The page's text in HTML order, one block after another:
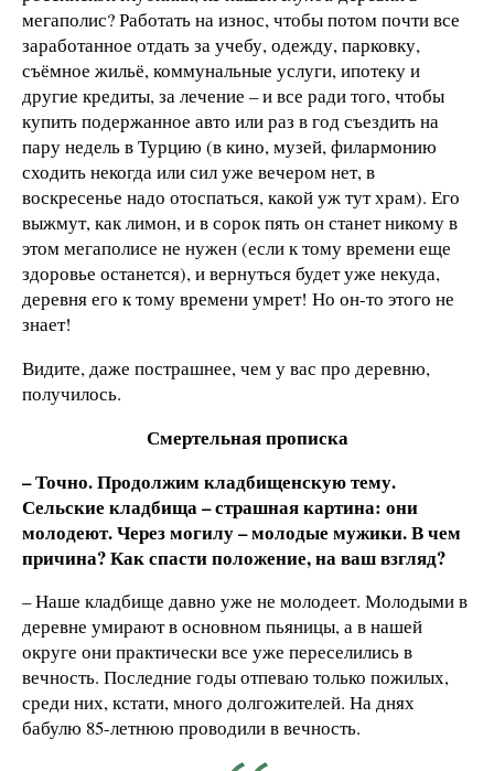
мегаполис? Работать на износ, чтобы потом почти все
заработанное отдать за учебу, одежду, парковку,
съёмное жильё, коммунальные услуги, ипотеку и
другие кредиты, за лечение – и все ради того, чтобы
купить подержанное авто или раз в год съездить на
пару недель в Турцию (в кино, музей, филармонию
сходить некогда или сил уже вечером нет, в
воскресенье надо отоспаться, какой уж тут храм). Его
выжмут, как лимон, и в сорок пять он станет никому в
этом мегаполисе не нужен (если к тому времени еще
здоровье останется), и вернуться будет уже некуда,
деревня его к тому времени умрет! Но он-то этого не
знает!
Видите, даже пострашнее, чем у вас про деревню,
получилось.
Смертельная прописка
– Точно. Продолжим кладбищенскую тему.
Сельские кладбища – страшная картина: они
молодеют. Через могилу – молодые мужики. В чем
причина? Как спасти положение, на ваш взгляд?
– Наше кладбище давно уже не молодеет. Молодыми в
деревне умирают в основном пьяницы, а в нашей
округе они практически все уже переселились в
вечность. Последние годы отпеваю только пожилых,
среди них, кстати, много долгожителей. На днях
бабулю 85-летнюю проводили в вечность.